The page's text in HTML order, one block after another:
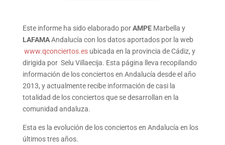
Este informe ha sido elaborado porAMPEMarbella y
LAFAMAAndalucía con los datos aportados por la web
www.qconciertos.esubicada en la provincia de Cádiz, y
dirigida por Selu Villaecija. Esta página lleva recopilando
información de los conciertos en Andalucía desde el año
2013, y actualmente recibe información de casi la
totalidad de los conciertos que se desarrollan en la
comunidad andaluza.
Esta es la evolución de los conciertos en Andalucía en los
últimos tres años.